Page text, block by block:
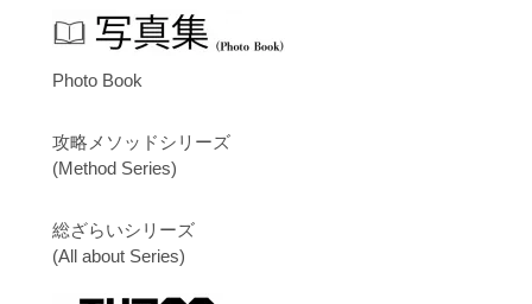
Photo Book
攻略メソッドシリーズ
(Method Series)
総ざらいシリーズ
(All about Series)